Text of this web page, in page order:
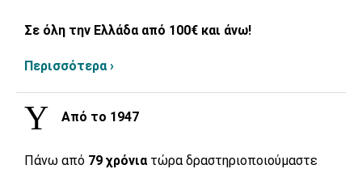
Σε όλη την Ελλάδα από 100€ και άνω!
Περισσότερα ›
Από το 1947
Πάνω από 79 χρόνια τώρα δραστηριοποιούμαστε